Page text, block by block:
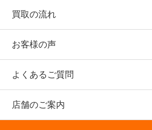
買取の流れ
お客様の声
よくあるご質問
店舗のご案内